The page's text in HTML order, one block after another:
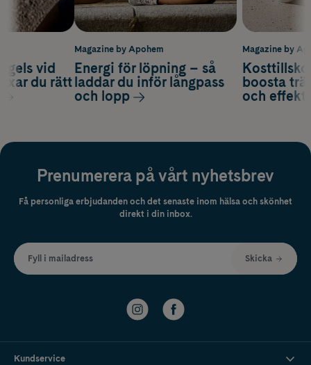
Magazine by
boosta
och
gels vid
du rätt
Magazine by Apohem
Energi för löpning – så
laddar du inför långpass
och lopp
Prenumerera på vårt nyhetsbrev
Få personliga erbjudanden och det senaste inom hälsa och skönhet
direkt i din inbox.
Fyll i mailadress Skicka
Kundservice